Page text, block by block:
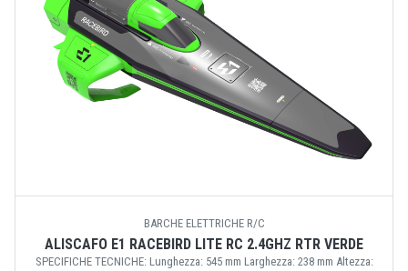
BARCHE ELETTRICHE R/C
ALISCAFO E1 RACEBIRD LITE RC 2.4GHZ RTR VERDE
SPECIFICHE TECNICHE: Lunghezza: 545 mm Larghezza: 238 mm Altezza: